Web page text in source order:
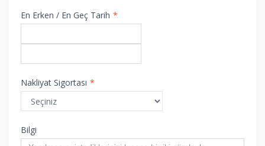
En Erken / En Geç Tarih *
Nakliyat Sigortası *
Bilgi